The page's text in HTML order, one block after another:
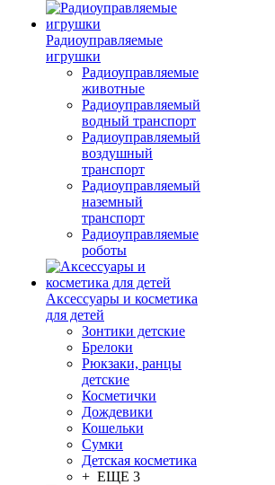
Радиоуправляемые
игрушки
Радиоуправляемые
животные
Радиоуправляемый
водный транспорт
Радиоуправляемый
воздушный
транспорт
Радиоуправляемый
наземный
транспорт
Радиоуправляемые
роботы
Аксессуары и косметика
для детей
Зонтики детские
Брелоки
Рюкзаки, ранцы
детские
Косметички
Дождевики
Кошельки
Сумки
Детская косметика
+ ЕЩЕ 3